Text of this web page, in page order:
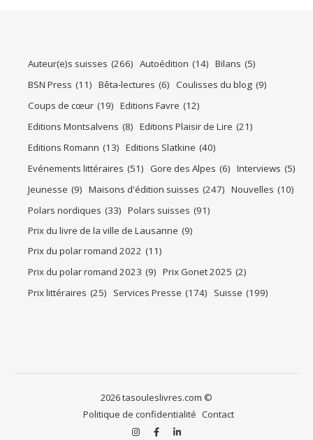
Auteur(e)s suisses (266) Autoédition (14) Bilans (5)
BSN Press (11) Bêta-lectures (6) Coulisses du blog (9)
Coups de cœur (19) Editions Favre (12)
Editions Montsalvens (8) Editions Plaisir de Lire (21)
Editions Romann (13) Editions Slatkine (40)
Evénements littéraires (51) Gore des Alpes (6) Interviews (5)
Jeunesse (9) Maisons d'édition suisses (247) Nouvelles (10)
Polars nordiques (33) Polars suisses (91)
Prix du livre de la ville de Lausanne (9)
Prix du polar romand 2022 (11)
Prix du polar romand 2023 (9) Prix Gonet 2025 (2)
Prix littéraires (25) Services Presse (174) Suisse (199)
2026 tasouleslivres.com ©
Politique de confidentialité Contact